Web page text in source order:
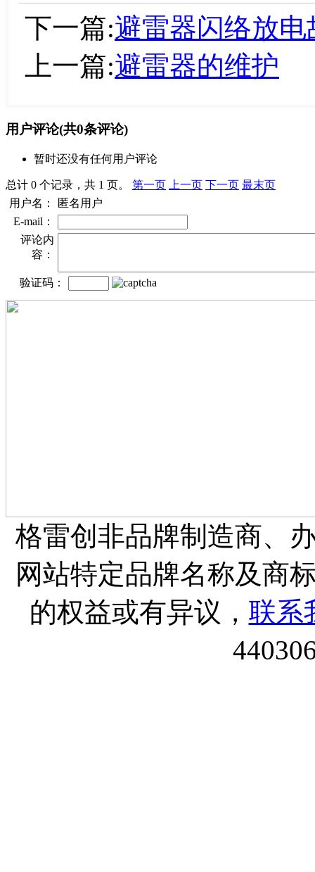
下一篇:避雷器闪络放
上一篇:避雷器的维护
用户评论(共0条评论)
暂时还没有任何用户评论
总计 0 个记录，共 1 页。 第一页 上一页 下一页 最末页
用户名：
匿名用户
E-mail：
评论内
容：
验证码：
格雷创非品牌制造商、
网站特定品牌名称及商
的权益或有异议， 联系